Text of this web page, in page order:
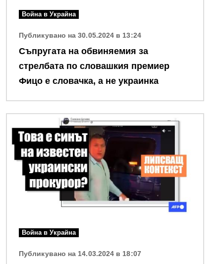
Война в Украйна
Публикувано на 30.05.2024 в 13:24
Съпругата на обвиняемия за
стрелбата по словашкия премиер
Фицо е словачка, a не украинка
Война в Украйна
Публикувано на 14.03.2024 в 18:07